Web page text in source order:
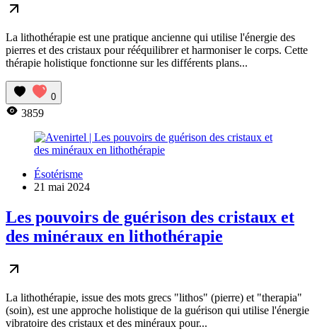
La lithothérapie est une pratique ancienne qui utilise l'énergie des
pierres et des cristaux pour rééquilibrer et harmoniser le corps. Cette
thérapie holistique fonctionne sur les différents plans...
0
3859
Ésotérisme
21 mai 2024
Les pouvoirs de guérison des cristaux et
des minéraux en lithothérapie
La lithothérapie, issue des mots grecs "lithos" (pierre) et "therapia"
(soin), est une approche holistique de la guérison qui utilise l'énergie
vibratoire des cristaux et des minéraux pour...